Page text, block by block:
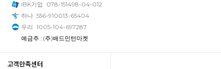
IBK기업
078-151498-04-012
하나 556-910013-65404
우리 1005-104-697287
예금주 : (주)배드민턴마켓
고객만족센터